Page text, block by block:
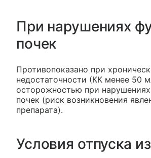
При нарушениях
почек
Противопоказано при
недостаточности (КК менее 50
осторожностью при
почек (риск возникновения
препарата).
Условия отпуска